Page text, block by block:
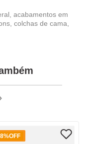
acabamentos em
colchas de cama,
OFF